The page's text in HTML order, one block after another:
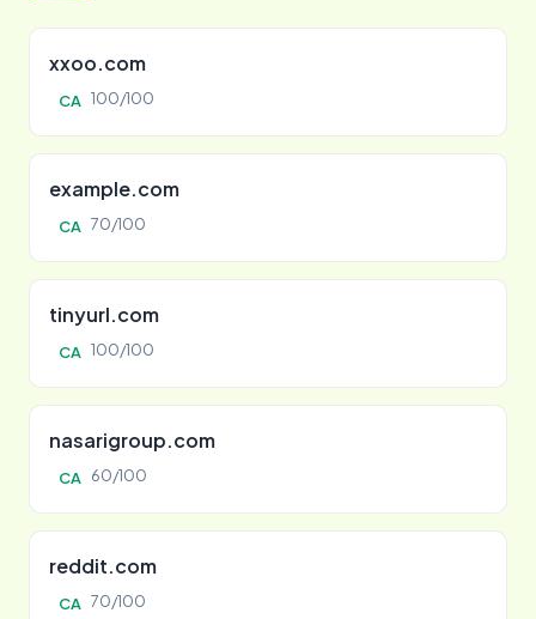
xxoo.com
CA 100/100
example.com
CA 70/100
tinyurl.com
CA 100/100
nasarigroup.com
CA 60/100
reddit.com
CA 70/100